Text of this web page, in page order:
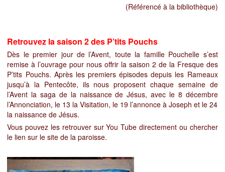
(Référencé à la bibliothèque)
Retrouvez la saison 2 des P’tits Pouchs
Dès le premier jour de l’Avent, toute la famille Pouchelle s’est
remise à l’ouvrage pour nous offrir la saison 2 de la Fresque des
P’tits Pouchs. Après les premiers épisodes depuis les Rameaux
jusqu’à la Pentecôte, ils nous proposent chaque semaine de
l’Avent la saga de la naissance de Jésus, avec le 8 décembre
l’Annonciation, le 13 la Visitation, le 19 l’annonce à Joseph et le 24
la naissance de Jésus.
Vous pouvez les retrouver sur You Tube directement ou chercher
le lien sur le site de la paroisse.